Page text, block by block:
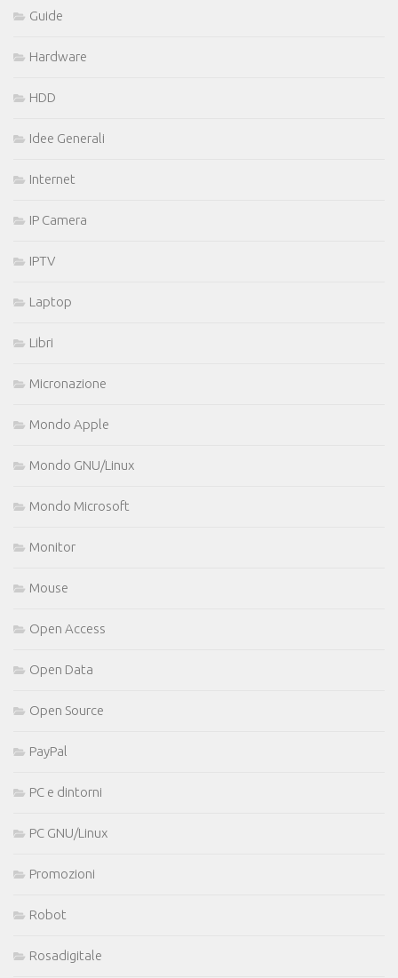
Guide
Hardware
HDD
Idee Generali
Internet
IP Camera
IPTV
Laptop
Libri
Micronazione
Mondo Apple
Mondo GNU/Linux
Mondo Microsoft
Monitor
Mouse
Open Access
Open Data
Open Source
PayPal
PC e dintorni
PC GNU/Linux
Promozioni
Robot
Rosadigitale